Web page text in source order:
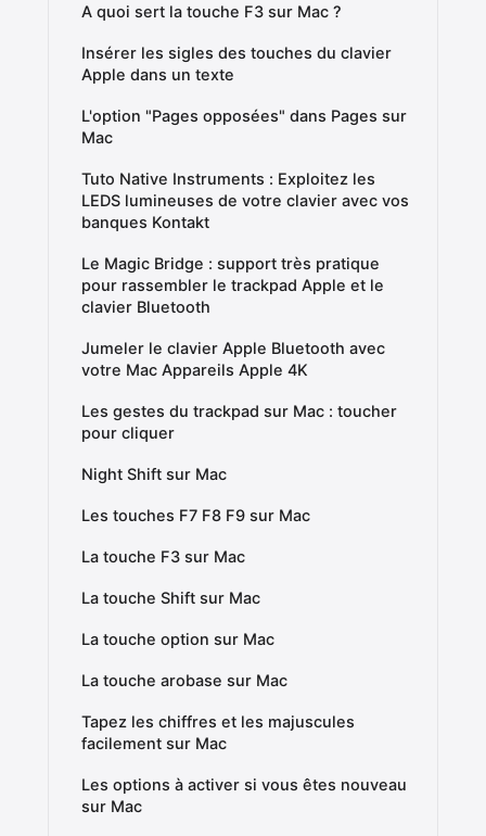
A quoi sert la touche F3 sur Mac ?
Insérer les sigles des touches du clavier
Apple dans un texte
L'option "Pages opposées" dans Pages sur
Mac
Tuto Native Instruments : Exploitez les
LEDS lumineuses de votre clavier avec vos
banques Kontakt
Le Magic Bridge : support très pratique
pour rassembler le trackpad Apple et le
clavier Bluetooth
Jumeler le clavier Apple Bluetooth avec
votre Mac Appareils Apple 4K
Les gestes du trackpad sur Mac : toucher
pour cliquer
Night Shift sur Mac
Les touches F7 F8 F9 sur Mac
La touche F3 sur Mac
La touche Shift sur Mac
La touche option sur Mac
La touche arobase sur Mac
Tapez les chiffres et les majuscules
facilement sur Mac
Les options à activer si vous êtes nouveau
sur Mac